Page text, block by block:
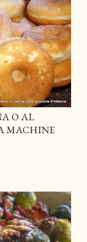
O AL
MACHINE